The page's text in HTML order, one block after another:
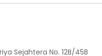
Sejahtera No. 12B/45B